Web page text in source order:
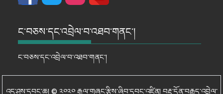
ང་བཅས་དང་འབྲེལ་བ་འཐབ་གནང་།
ང་བཅས་དང་འབྲེལ་བ་འཐབ་གནང་།
འདྲ་ཤུས་དབང་ཆ། © ༢༠༢༠ རྒྱལ་གཞུང་རྩིས་ཞིབ་དབང་འཛིན། བརྡ་དོན་བརྒྱུད་འབྲེལ་